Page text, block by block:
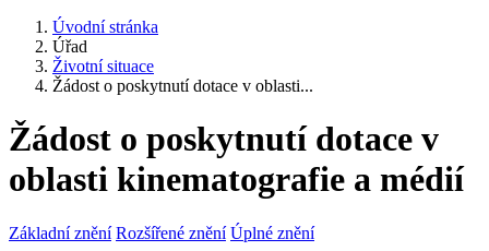
Úvodní stránka
Úřad
Životní situace
Žádost o poskytnutí dotace v oblasti...
Žádost o poskytnutí dotace v
oblasti kinematografie a médií
Základní znění Rozšířené znění Úplné znění